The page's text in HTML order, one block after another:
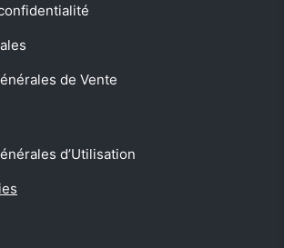
de Vente
d’Utilisation